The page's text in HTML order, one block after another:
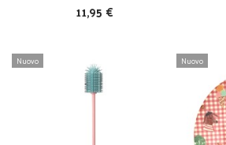
11,95 €
Nuovo Nuovo